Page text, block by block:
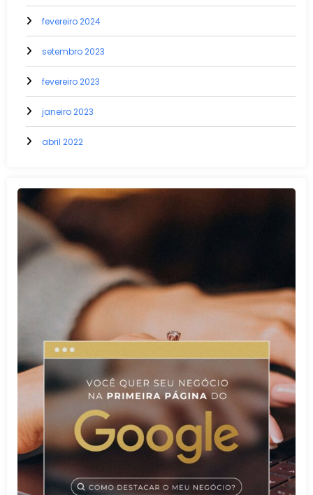
fevereiro 2024
setembro 2023
fevereiro 2023
janeiro 2023
abril 2022